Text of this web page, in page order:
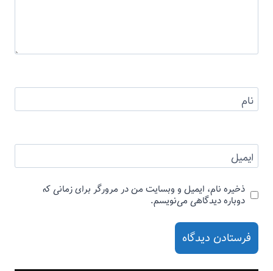
نام
ایمیل
ذخیره نام، ایمیل و وبسایت من در مرورگر برای زمانی که
دوباره دیدگاهی می‌نویسم.